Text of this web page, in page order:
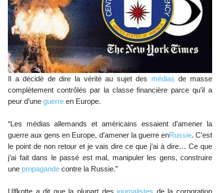
Il a décidé de dire la vérité au sujet des médias de masse
complètement contrôlés par la classe financière parce qu’il a
peur d’une guerre en Europe.
“Les médias allemands et américains essaient d’amener la
guerre aux gens en Europe, d’amener la guerre enRussie. C’est
le point de non retour et je vais dire ce que j’ai à dire… Ce que
j’ai fait dans le passé est mal, manipuler les gens, construire
une propagande contre la Russie.”
Ulfkotte a dit que la plupart des journalistes de la corporation